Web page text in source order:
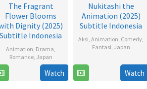
The Fragrant
Flower Blooms
Dignity (2025)
Subtitle Indonesia
Animation Drama
Romance, Japan
Watch
Nukitashi the
Animation (2025)
Subtitle Indonesia
Aksi Animation Comedy
Fantasi Japan
2025
Watch